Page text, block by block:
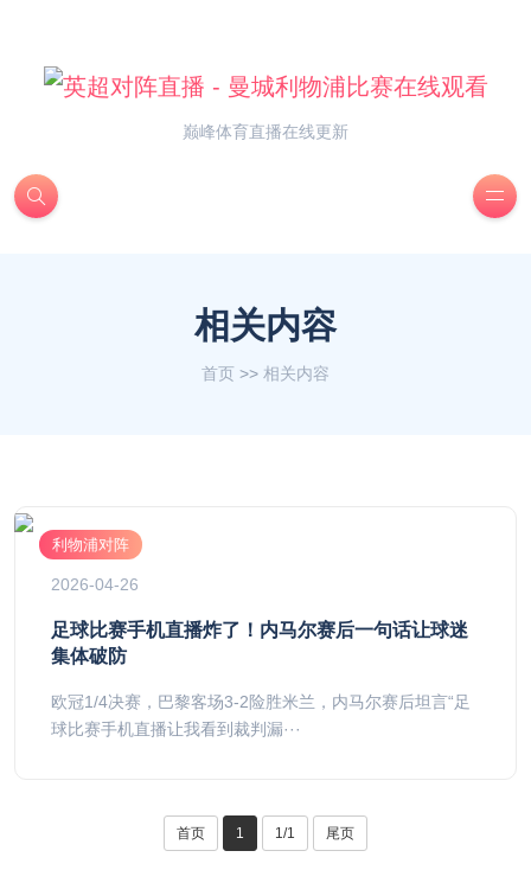
巅峰体育直播在线更新
相关内容
首页 >> 相关内容
利物浦对阵
2026-04-26
足球比赛手机直播炸了！内马尔赛后一句话让球迷
集体破防
欧冠1/4决赛，巴黎客场3-2险胜米兰，内马尔赛后坦言“足
球比赛手机直播让我看到裁判漏···
首页 1 1/1 尾页